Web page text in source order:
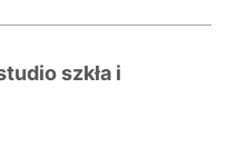
szkła i